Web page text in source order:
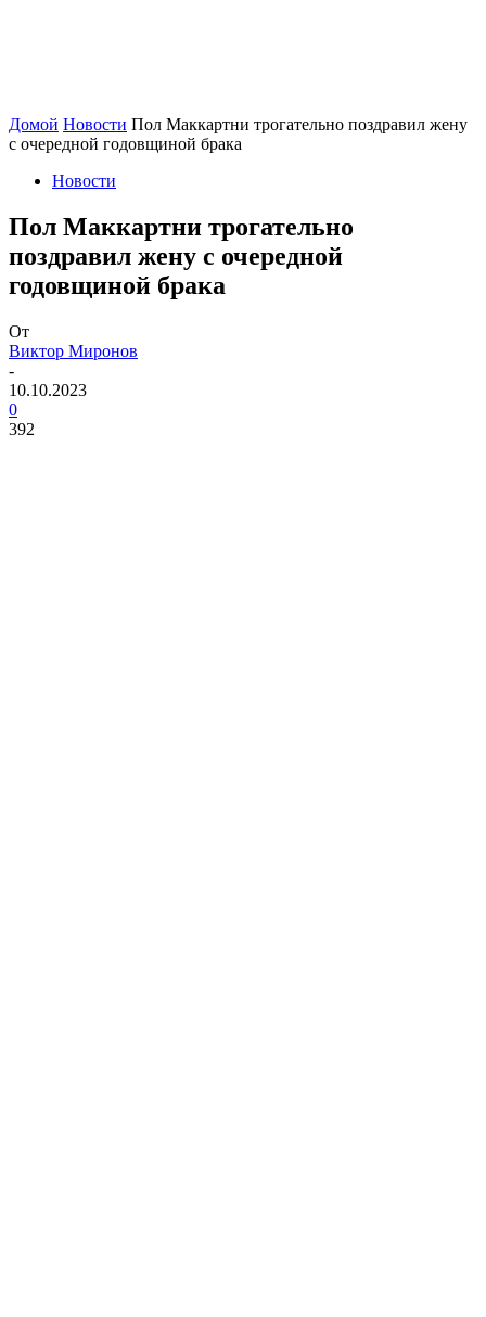
Домой Новости Пол Маккартни трогательно поздравил жену
с очередной годовщиной брака
Новости
Пол Маккартни трогательно
поздравил жену с очередной
годовщиной брака
От
Виктор Миронов
-
10.10.2023
0
392